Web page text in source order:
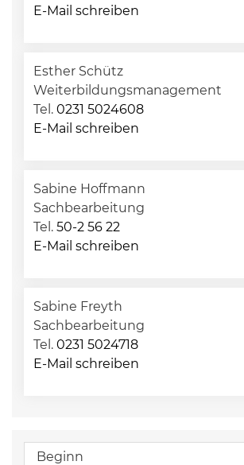
E-Mail schreiben
Esther Schütz
Weiterbildungsmanagement
Tel. 0231 5024608
E-Mail schreiben
Sabine Hoffmann
Sachbearbeitung
Tel. 50-2 56 22
E-Mail schreiben
Sabine Freyth
Sachbearbeitung
Tel. 0231 5024718
E-Mail schreiben
Beginn